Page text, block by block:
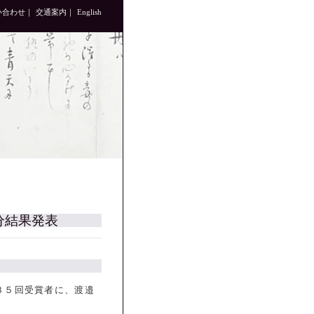
合わせ ｜ 交通案内 ｜ English
結果発表
５回受賞者に、渡邉